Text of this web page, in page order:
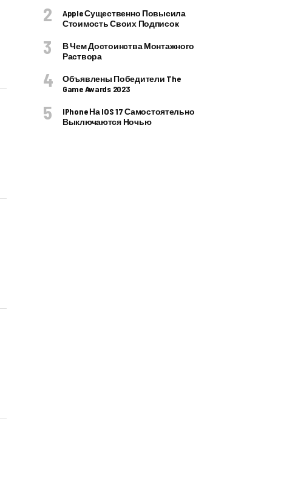
Apple Существенно Повысила
Стоимость Своих Подписок
В Чем Достоинства Монтажного
Раствора
Объявлены Победители The
Game Awards 2023
IPhone На IOS 17 Самостоятельно
Выключаются Ночью